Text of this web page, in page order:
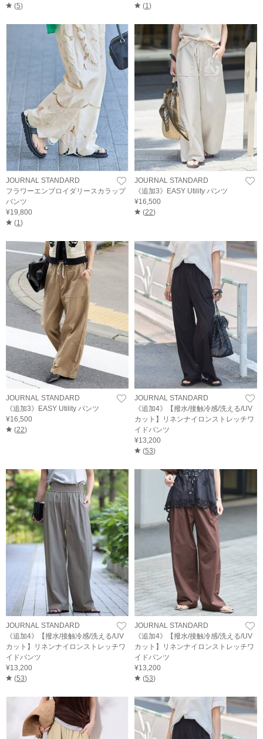
(5)
(1)
JOURNAL STANDARD
フラワーエンブロイダリースカラップ
パンツ
¥19,800
(1)
JOURNAL STANDARD
《追加3》EASY Utility パンツ
¥16,500
(22)
JOURNAL STANDARD
《追加3》EASY Utility パンツ
¥16,500
(22)
JOURNAL STANDARD
《追加4》【撥水/接触冷感/洗える/UV
カット】リネンナイロンストレッチワ
イドパンツ
¥13,200
(53)
JOURNAL STANDARD
《追加4》【撥水/接触冷感/洗える/UV
カット】リネンナイロンストレッチワ
イドパンツ
¥13,200
(53)
JOURNAL STANDARD
《追加4》【撥水/接触冷感/洗える/UV
カット】リネンナイロンストレッチワ
イドパンツ
¥13,200
(53)